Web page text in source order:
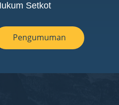
Setkot
Pengumuman